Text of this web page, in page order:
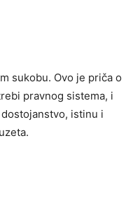
sukobu. Ovo je priča o
pravnog sistema, i
istinu i